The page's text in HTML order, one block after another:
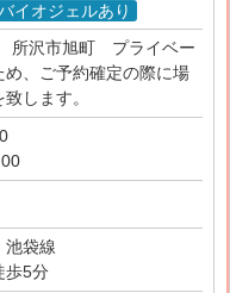
イオジェルあり
所沢市旭町 プライベー
め、ご予約確定の際に場
します。
池袋線
歩5分